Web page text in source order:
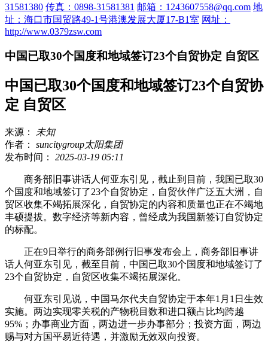
31581380 传真：0898-31581381 邮箱：1243607558@qq.com 地
址：海口市国贸路49-1号港澳发展大厦17-B1室 网址：
http://www.0379zsw.com
中国已取30个国度和地域签订23个自贸协定 自贸区
中国已取30个国度和地域签订23个自贸协
定 自贸区
来源：
未知
作者： suncitygroup太阳集团
发布时间： 2025-03-19 05:11
商务部旧事讲话人何亚东引见，截止到目前，我国已取30
个国度和地域签订了23个自贸协定，自贸伙伴广泛五大洲，自
贸区收集不竭拓展深化，自贸协定的内容和质量也正在不竭地
丰硕提拔。数字经济等新内容，曾经成为我国新签订自贸协定
的标配。
正在9日举行的商务部例行旧事发布会上，商务部旧事讲
话人何亚东引见，截至目前，中国已取30个国度和地域签订了
23个自贸协定，自贸区收集不竭拓展深化。
何亚东引见说，中国马尔代夫自贸协定于本年1月1日生效
实施。两边实现零关税的产物税目数和进口额占比均跨越
95%；办事商业方面，两边进一步办事部分；投资方面，两边
赐与对方国平易近待遇，并激励无效双向投资。